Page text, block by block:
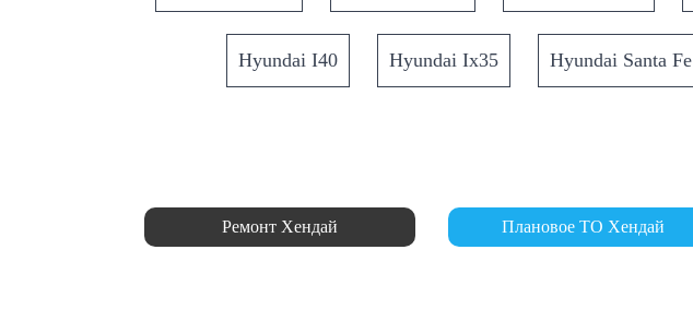
Hyundai I40 Hyundai Ix35 Hyundai Santa Fe
Ремонт Хендай Плановое ТО Хендай